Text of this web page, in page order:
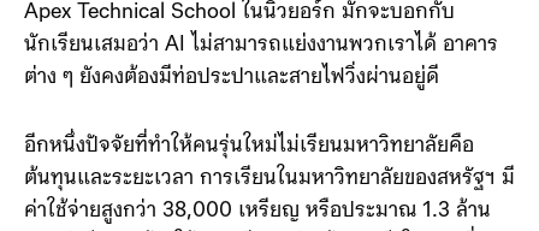
2025 โดย เซลดา คูเอสต้า (Zelda Cuesta) เจ้าหน้าที่จาก
Apex Technical School ในนิวยอร์ก มักจะบอกกับ
นักเรียนเสมอว่า AI ไม่สามารถแย่งงานพวกเราได้ อาคาร
อีกหนึ่งปัจจัยที่ทำให้คนรุ่นใหม่ไม่เรียนมหาวิทยาลัยคือ
ต้นทุนและระยะเวลา การเรียนในมหาวิทยาลัยของสหรัฐฯ มี